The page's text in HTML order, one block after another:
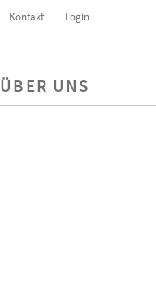
Kontakt Login
ÜBER UNS